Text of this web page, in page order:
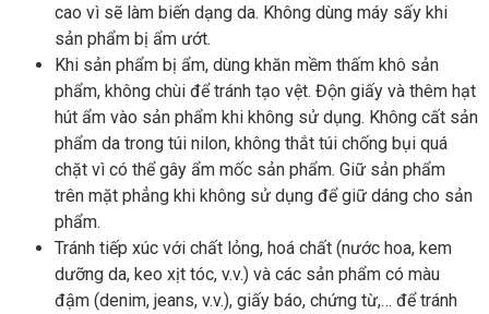
cao vì sẽ làm biến dạng da. Không dùng máy sấy khi
sản phẩm bị ẩm ướt.
Khi sản phẩm bị ẩm, dùng khăn mềm thấm khô sản
phẩm, không chùi để tránh tạo vệt. Độn giấy và thêm hạt
hút ẩm vào sản phẩm khi không sử dụng. Không cất sản
phẩm da trong túi nilon, không thắt túi chống bụi quá
chặt vì có thể gây ẩm mốc sản phẩm. Giữ sản phẩm
trên mặt phẳng khi không sử dụng để giữ dáng cho sản
phẩm.
Tránh tiếp xúc với chất lỏng, hoá chất (nước hoa, kem
dưỡng da, keo xịt tóc, v.v.) và các sản phẩm có màu
đậm (denim, jeans, v.v.), giấy báo, chứng từ,… để tránh